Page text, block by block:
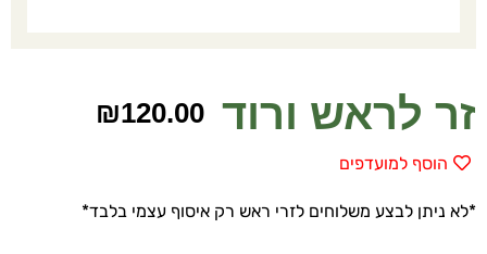
זר לראש ורוד ₪120.00
הוסף למועדפים
*לא ניתן לבצע משלוחים לזרי ראש רק איסוף עצמי בלבד*